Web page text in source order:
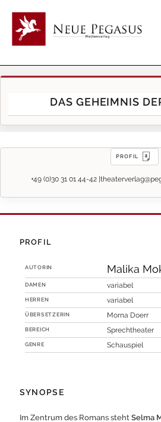
DAS GEHEIMNIS
PROFIL
+49 (0)30 31 01 44-42 |
PROFIL
AUTORIN Malika
DAMEN variabel
HERREN variabel
ÜBERSETZERIN Morna Doerr
BEREICH Sprechtheater
GENRE Schauspiel
SYNOPSE
Im Zentrum des Romans steht Selma